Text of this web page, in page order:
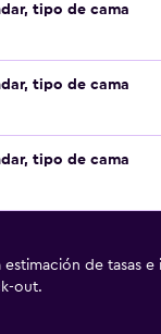
tipo de cama
tipo de cama
tipo de cama
estimación de tasas e
out.